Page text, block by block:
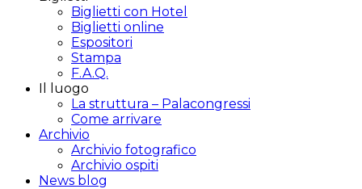
Biglietti con Hotel
Biglietti online
Espositori
Stampa
F.A.Q.
Il luogo
La struttura – Palacongressi
Come arrivare
Archivio
Archivio fotografico
Archivio ospiti
News blog